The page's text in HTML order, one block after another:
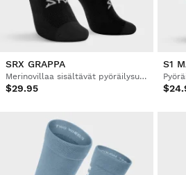
SRX GRAPPA
Merinovillaa sisältävät pyöräilysukat
$29.95
S1